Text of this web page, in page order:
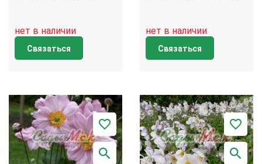
нет в наличии
Связаться
нет в наличии
Связаться